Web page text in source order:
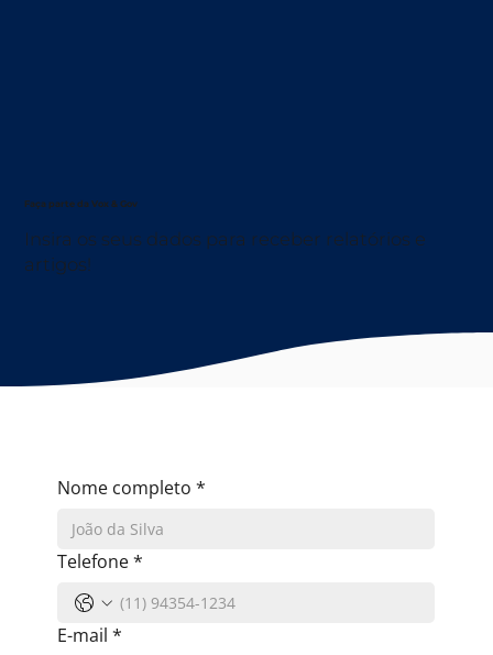
Nome completo *
Telefone*
E-mail *
Insira os seus dados para receber relatórios e
artigos!
Faça parte da Vox & Gov